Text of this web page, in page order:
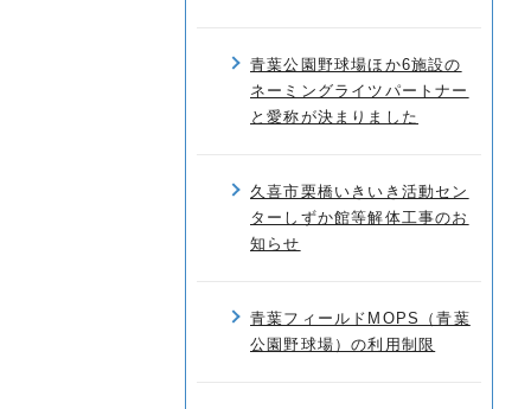
青葉公園野球場ほか6施設の
ネーミングライツパートナー
と愛称が決まりました
久喜市栗橋いきいき活動セン
ターしずか館等解体工事のお
知らせ
青葉フィールドMOPS（青葉
公園野球場）の利用制限